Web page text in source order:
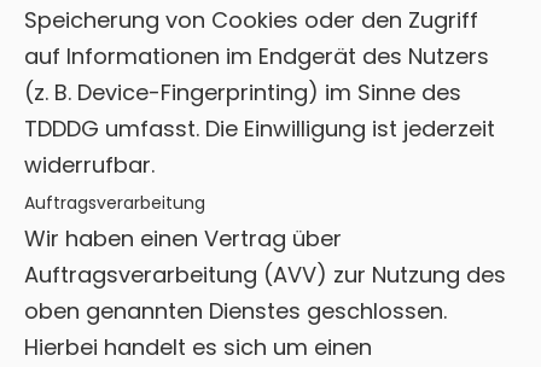
Speicherung von Cookies oder den Zugriff
auf Informationen im Endgerät des Nutzers
(z. B. Device-Fingerprinting) im Sinne des
TDDDG umfasst. Die Einwilligung ist jederzeit
widerrufbar.
Auftragsverarbeitung
Wir haben einen Vertrag über
Auftragsverarbeitung (AVV) zur Nutzung des
oben genannten Dienstes geschlossen.
Hierbei handelt es sich um einen